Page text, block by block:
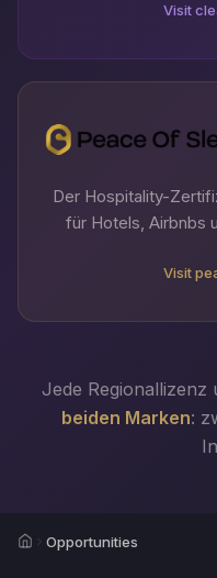
Visit
Der Hospitality-
für Hotels, Airbnbs
Visit
Jede Regionallizenz
beiden Marken:
HomeOpportunities